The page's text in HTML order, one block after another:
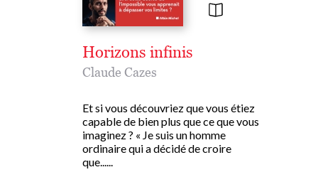
Horizons infinis
Claude Cazes
Et si vous découvriez que vous étiez
capable de bien plus que ce que vous
imaginez ? « Je suis un homme
ordinaire qui a décidé de croire
que......